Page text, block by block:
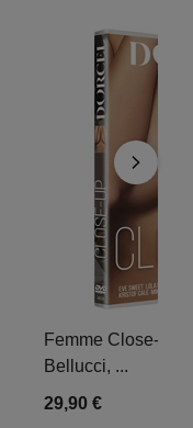
Femme Close-up
Bellucci, ...
29,90 €